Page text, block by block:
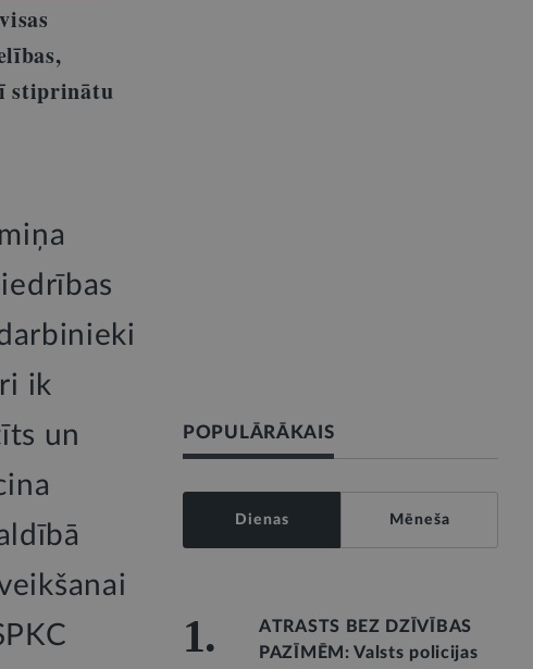
stiprinātu
ik
un
POPULĀRĀKAIS
Dienas Mēneša
1.
ATRASTS BEZ DZĪVĪBAS
PAZĪMĒM: Valsts policijas